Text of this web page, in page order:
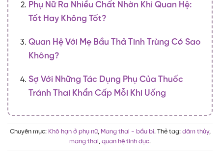
Phụ Nữ Ra Nhiều Chất Nhờn Khi Quan Hệ:
Tốt Hay Không Tốt?
Quan Hệ Với Mẹ Bầu Thả Tinh Trùng Có Sao
Không?
Sợ Với Những Tác Dụng Phụ Của Thuốc
Tránh Thai Khẩn Cấp Mỗi Khi Uống
Chuyên mục: Khô hạn ở phụ nữ, Mang thai - bầu bí. Thẻ tag: dâm thủy,
mang thai, quan hệ tình dục.